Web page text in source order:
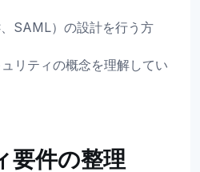
SAML）の設計を行う方
リティの概念を理解してい
要件の整理